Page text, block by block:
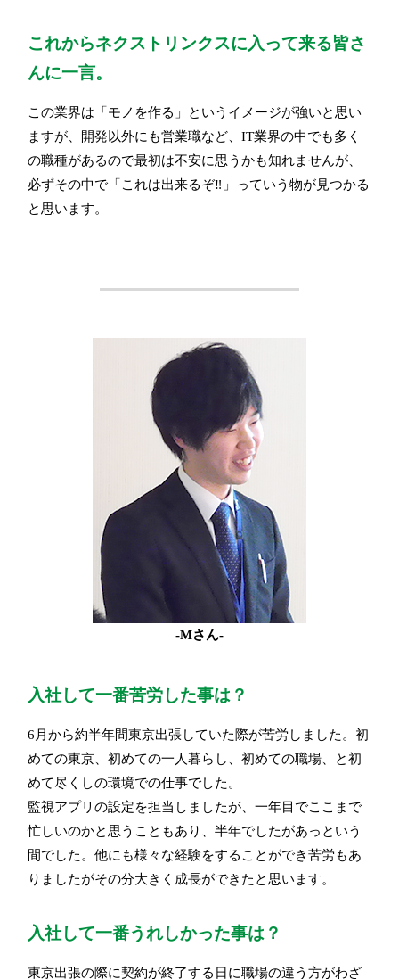
これからネクストリンクスに入って来る皆さ
んに一言。
この業界は「モノを作る」というイメージが強いと思い
ますが、開発以外にも営業職など、IT業界の中でも多く
の職種があるので最初は不安に思うかも知れませんが、
必ずその中で「これは出来るぞ‼」っていう物が見つかる
と思います。
-Mさん-
入社して一番苦労した事は？
6月から約半年間東京出張していた際が苦労しました。初
めての東京、初めての一人暮らし、初めての職場、と初
めて尽くしの環境での仕事でした。
監視アプリの設定を担当しましたが、一年目でここまで
忙しいのかと思うこともあり、半年でしたがあっという
間でした。他にも様々な経験をすることができ苦労もあ
りましたがその分大きく成長ができたと思います。
入社して一番うれしかった事は？
東京出張の際に契約が終了する日に職場の違う方がわざ